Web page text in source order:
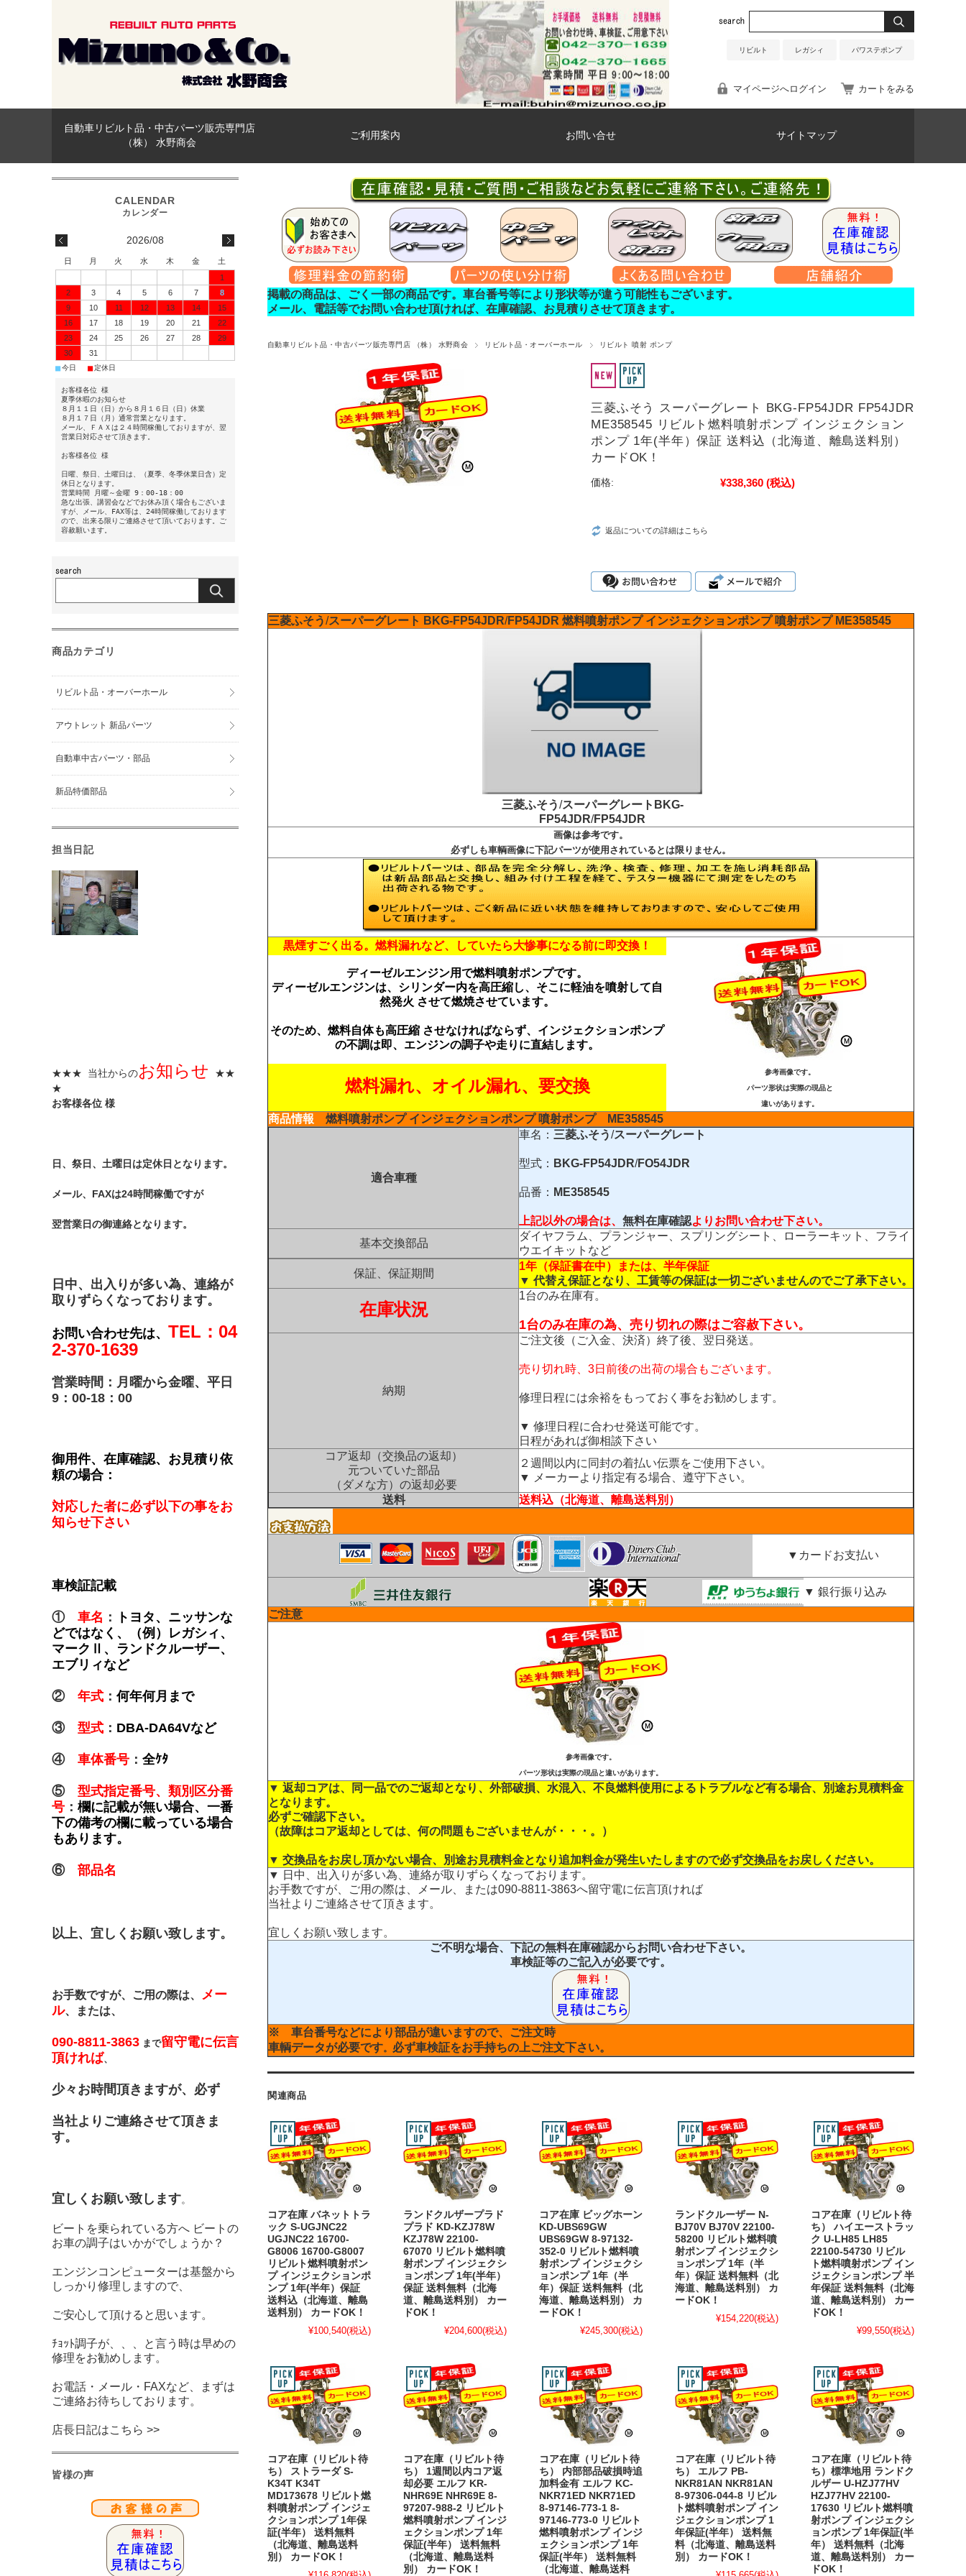
リビルト レガシィ パワステポンプ
マイページへログイン カートをみる
自動車リビルト品・中古パーツ販売専門店
（株） 水野商会
ご利用案内 お問い合せ サイトマップ
掲載の商品は、ごく一部の商品です。車台番号等により形状等が違う可能性もございます。
メール、電話等でお問い合わせ頂ければ、在庫確認、お見積りさせて頂きます。
自動車リビルト品・中古パーツ販売専門店 （株） 水野商会 リビルト品・オーバーホール リビルト 噴射 ポンプ
三菱ふそう スーパーグレート BKG-FP54JDR FP54JDR
ME358545 リビルト燃料噴射ポンプ インジェクション
ポンプ 1年(半年）保証 送料込（北海道、離島送料別）
カードOK！
価格: ¥338,360 (税込)
返品についての詳細はこちら
三菱ふそう/スーパーグレート BKG-FP54JDR/FP54JDR 燃料噴射ポンプ インジェクションポンプ 噴射ポンプ ME358545
三菱ふそう/スーパーグレート BKG-
FP54JDR/FP54JDR
画像は参考です。
必ずしも車輌画像に下記パーツが使用されているとは限りません。
黒煙すごく出る。燃料漏れなど、していたら大惨事になる前に即交換！
ディーゼルエンジン用で燃料噴射ポンプです。
ディーゼルエンジンは、シリンダー内を高圧縮し、そこに軽油を噴射して自
然発火 させて燃焼させています。
そのため、燃料自体も高圧縮 させなければならず、インジェクションポンプ
の不調は即、エンジンの調子や走りに直結します。
燃料漏れ、オイル漏れ、要交換
参考画像です。
パーツ形状は実際の現品と
違いがあります。
商品情報 燃料噴射ポンプ インジェクションポンプ 噴射ポンプ ME358545
適合車種
車名： 三菱ふそう/スーパーグレート
型式： BKG-FP54JDR/FO54JDR
品番： ME358545
上記以外の場合は、 無料在庫確認よりお問い合わせ下さい。
基本交換部品
ダイヤフラム、プランジャー、スプリングシート、ローラーキット、フライ
ウエイキットなど
保証、保証期間
1年（保証書在中）または、半年保証
▼ 代替え保証となり、工賃等の保証は一切ございませんのでご了承下さい。
在庫状況
1台のみ在庫有。
1台のみ在庫の為、売り切れの際はご容赦下さい。
納期
ご注文後（ご入金、決済）終了後、翌日発送。
売り切れ時、3日前後の出荷の場合もございます。
修理日程には余裕をもっておく事をお勧めします。
▼ 修理日程に合わせ発送可能です。
日程があれば御相談下さい
コア返却（交換品の返却）
元ついていた部品
（ダメな方）の返却必要
２週間以内に同封の着払い伝票をご使用下さい。
▼ メーカーより指定有る場合、遵守下さい。
送料
送料込（北海道、離島送料別）
▼カードお支払い
▼ 銀行振り込み
ご注意
参考画像です。
パーツ形状は実際の現品と違いがあります。
▼ 返却コアは、同一品でのご返却となり、外部破損、水混入、不良燃料使用によるトラブルなど有る場合、別途お見積料金
となります。
必ずご確認下さい。
（故障はコア返却としては、何の問題もございませんが・・・。）
▼ 交換品をお戻し頂かない場合、別途お見積料金となり追加料金が発生いたしますので必ず交換品をお戻しください。
▼ 日中、出入りが多い為、連絡が取りずらくなっております。
お手数ですが、ご用の際は、メール、または090-8811-3863へ留守電に伝言頂ければ
当社よりご連絡させて頂きます。
宜しくお願い致します。
ご不明な場合、下記の無料在庫確認からお問い合わせ下さい。
車検証等のご記入が必要です。
※ 車台番号などにより部品が違いますので、ご注文時
車輌データが必要です。 必ず車検証をお手持ちの上ご注文下さい。
関連商品
コア在庫 バネットトラ
ック S-UGJNC22
UGJNC22 16700-
G8006 16700-G8007
リビルト燃料噴射ポン
プ インジェクションポ
ンプ 1年(半年）保証
送料込（北海道、離島
送料別） カードOK！
¥100,540(税込)
ランドクルザープラド
プラド KD-KZJ78W
KZJ78W 22100-
67070 リビルト燃料噴
射ポンプ インジェクシ
ョンポンプ 1年(半年）
保証 送料無料（北海
道、離島送料別） カー
ドOK！
¥204,600(税込)
コア在庫 ビッグホーン
KD-UBS69GW
UBS69GW 8-97132-
352-0 リビルト燃料噴
射ポンプ インジェクシ
ョンポンプ 1年（半
年）保証 送料無料（北
海道、離島送料別） カ
ードOK！
¥245,300(税込)
ランドクルーザー N-
BJ70V BJ70V 22100-
58200 リビルト燃料噴
射ポンプ インジェクシ
ョンポンプ 1年（半
年）保証 送料無料（北
海道、離島送料別） カ
ードOK！
¥154,220(税込)
コア在庫（リビルト待
ち） ハイエーストラッ
ク U-LH85 LH85
22100-54730 リビル
ト燃料噴射ポンプ イン
ジェクションポンプ 半
年保証 送料無料（北海
道、離島送料別） カー
ドOK！
¥99,550(税込)
コア在庫（リビルト待
ち） ストラーダ S-
K34T K34T
MD173678 リビルト燃
料噴射ポンプ インジェ
クションポンプ 1年保
証(半年） 送料無料
（北海道、離島送料
別） カードOK！
コア在庫（リビルト待
ち） 1週間以内コア返
却必要 エルフ KR-
NHR69E NHR69E 8-
97207-988-2 リビルト
燃料噴射ポンプ インジ
ェクションポンプ 1年
保証(半年） 送料無料
（北海道、離島送料
別） カードOK！
コア在庫（リビルト待
ち） 内部部品破損時追
加料金有 エルフ KC-
NKR71ED NKR71ED
8-97146-773-1 8-
97146-773-0 リビルト
燃料噴射ポンプ インジ
ェクションポンプ 1年
保証(半年） 送料無料
（北海道、離島送料
コア在庫（リビルト待
ち） エルフ PB-
NKR81AN NKR81AN
8-97306-044-8 リビル
ト燃料噴射ポンプ イン
ジェクションポンプ 1
年保証(半年） 送料無
料（北海道、離島送料
別） カードOK！
コア在庫（リビルト待
ち）標準地用 ランドク
ルザー U-HZJ77HV
HZJ77HV 22100-
17630 リビルト燃料噴
射ポンプ インジェクシ
ョンポンプ 1年保証(半
年） 送料無料（北海
道、離島送料別） カー
ドOK！
2026/08
日 月 火 水 木 金
土
1
2
3 4 5 6 7
8
9
10 11 12 13 14
15
16
17 18 19 20 21
22
23
24 25 26 27 28
29
30
31
■今日 ■定休日
お客様各位 様
夏季休暇のお知らせ
８月１１日（日）から８月１６日（日）休業
８月１７日（月）通常営業となります。
メール、ＦＡＸは２４時間稼働しておりますが、翌
営業日対応させて頂きます。
お客様各位 様
日曜、祭日、土曜日は、（夏季、冬季休業日含）定
休日となります。
営業時間 月曜～金曜 9：00-18：00
急な出張、講習会などでお休み頂く場合もございま
すが、メール、FAX等は、24時間稼働しております
ので、出来る限りご連絡させて頂いております。ご
容赦願います。
商品カテゴリ
リビルト品・オーバーホール
アウトレット 新品パーツ
自動車中古パーツ・部品
新品特価部品
担当日記
★★★ 当社からのお知らせ
★★
★
お客様各位 様
日、祭日、土曜日は定休日となります。
メール、FAXは24時間稼働ですが
翌営業日の御連絡となります。
日中、出入りが多い為、連絡が
取りずらくなっております。
お問い合わせ先は、 TEL：04
2-370-1639
営業時間：月曜から金曜、平日
9：00-18：00
御用件、在庫確認、お見積り依
頼の場合：
対応した者に必ず以下の事をお
知らせ下さい
車検証記載
① 車名 ：
トヨタ、ニッサンな
どではなく、（例）レガシィ、
マークⅡ、ランドクルーザー、
エブリィなど
② 年式 ： 何年何月まで
③ 型式 ： DBA-DA64Vなど
④ 車体番号 ： 全ｹﾀ
⑤ 型式指定番号、類別区分番
号 ： 欄に記載が無い場合、一番
下の備考の欄に載っている場合
もあります。
⑥ 部品名
以上、宜しくお願い致します。
お手数ですが、ご用の際は、 メー
ル、または、
090-8811-3863 まで留守電に伝言
頂ければ、
少々お時間頂きますが、必ず
当社よりご連絡させて頂きま
す。
宜しくお願い致します。
ビートを乗られている方へ ビートの
お車の調子はいかがでしょうか？
エンジンコンピューターは基盤から
しっかり修理しますので、
ご安心して頂けると思います。
ﾁｮｯﾄ調子が、、、と言う時は早めの
修理をお勧めします。
お電話・メール・FAXなど、まずは
ご連絡お待ちしております。
店長日記はこちら >>
皆様の声